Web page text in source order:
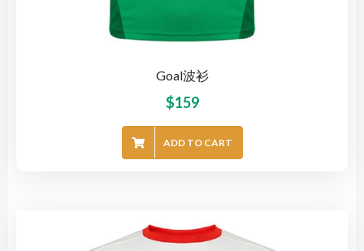
Goal波衫
$159
ADD TO CART